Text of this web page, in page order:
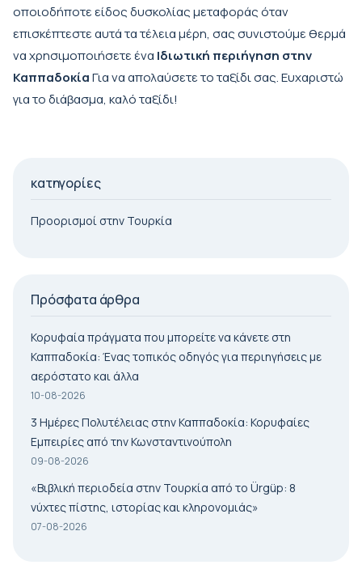
οποιοδήποτε είδος δυσκολίας μεταφοράς όταν
επισκέπτεστε αυτά τα τέλεια μέρη, σας συνιστούμε θερμά
να χρησιμοποιήσετε ένα Ιδιωτική περιήγηση στην
ΚαππαδοκίαΓια να απολαύσετε το ταξίδι σας. Ευχαριστώ
για το διάβασμα, καλό ταξίδι!
κατηγορίες
Προορισμοί στην Τουρκία
Πρόσφατα άρθρα
Κορυφαία πράγματα που μπορείτε να κάνετε στη
Καππαδοκία: Ένας τοπικός οδηγός για περιηγήσεις με
αερόστατο και άλλα
10-08-2026
3 Ημέρες Πολυτέλειας στην Καππαδοκία: Κορυφαίες
Εμπειρίες από την Κωνσταντινούπολη
09-08-2026
«Βιβλική περιοδεία στην Τουρκία από το Ürgüp: 8
νύχτες πίστης, ιστορίας και κληρονομιάς»
07-08-2026